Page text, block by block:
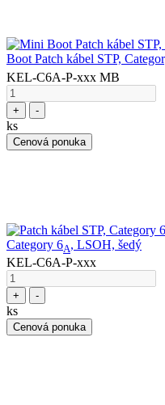
Boot Patch kábel STP,
KEL-C6A-P-xxx MB
+ -
ks
Cenová ponuka
Category 6A, LSOH, šedý
KEL-C6A-P-xxx
+ -
ks
Cenová ponuka